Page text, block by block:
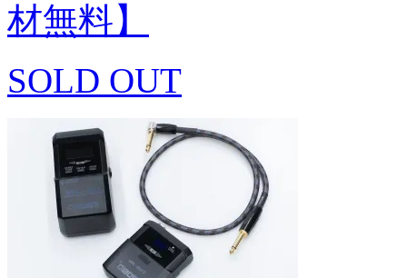
材無料】
SOLD OUT